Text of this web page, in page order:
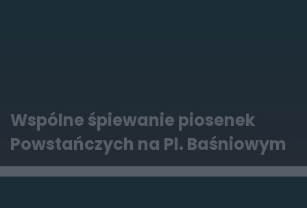
Wspólne śpiewanie piosenek
Powstańczych na Pl. Baśniowym